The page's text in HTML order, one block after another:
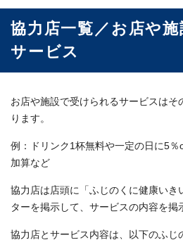
協力店一覧／お店や
サービス
お店や施設で受けられるサービスはそ
ります。
例：ドリンク1杯無料や一定の日に5
加算など
協力店は店頭に「ふじのくに健康いき
ターを掲示して、サービスの内容を掲
協力店とサービス内容は、以下のふじ